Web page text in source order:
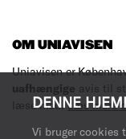
DENNE
Vi bruger cookies
OM UNIAVISEN
Uniavisen er
uafhængige avis til
læse med.Læs mere